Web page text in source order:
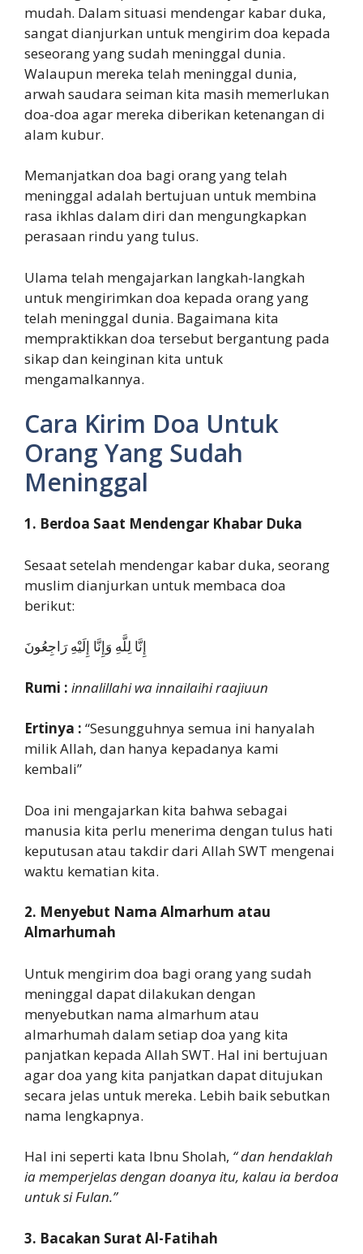
mudah. Dalam situasi mendengar kabar duka,
sangat dianjurkan untuk mengirim doa kepada
seseorang yang sudah meninggal dunia.
Walaupun mereka telah meninggal dunia,
arwah saudara seiman kita masih memerlukan
doa-doa agar mereka diberikan ketenangan di
alam kubur.
Memanjatkan doa bagi orang yang telah
meninggal adalah bertujuan untuk membina
rasa ikhlas dalam diri dan mengungkapkan
perasaan rindu yang tulus.
Ulama telah mengajarkan langkah-langkah
untuk mengirimkan doa kepada orang yang
telah meninggal dunia. Bagaimana kita
mempraktikkan doa tersebut bergantung pada
sikap dan keinginan kita untuk
mengamalkannya.
Cara Kirim Doa Untuk
Orang Yang Sudah
Meninggal
1. Berdoa Saat Mendengar Khabar Duka
Sesaat setelah mendengar kabar duka, seorang
muslim dianjurkan untuk membaca doa
berikut:
إِنَّا لِلَّهِ وَإِنَّا إِلَيْهِ رَاجِعُونَ
Rumi : innalillahi wa innailaihi raajiuun
Ertinya : “Sesungguhnya semua ini hanyalah
milik Allah, dan hanya kepadanya kami
kembali”
Doa ini mengajarkan kita bahwa sebagai
manusia kita perlu menerima dengan tulus hati
keputusan atau takdir dari Allah SWT mengenai
waktu kematian kita.
2. Menyebut Nama Almarhum atau
Almarhumah
Untuk mengirim doa bagi orang yang sudah
meninggal dapat dilakukan dengan
menyebutkan nama almarhum atau
almarhumah dalam setiap doa yang kita
panjatkan kepada Allah SWT. Hal ini bertujuan
agar doa yang kita panjatkan dapat ditujukan
secara jelas untuk mereka. Lebih baik sebutkan
nama lengkapnya.
Hal ini seperti kata Ibnu Sholah, “ dan hendaklah
ia memperjelas dengan doanya itu, kalau ia berdoa
untuk si Fulan.”
3. Bacakan Surat Al-Fatihah